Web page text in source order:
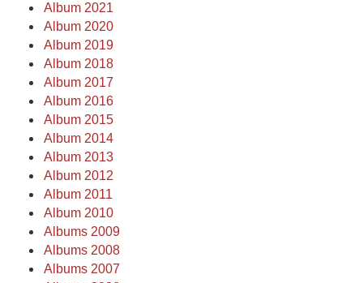
Album 2021
Album 2020
Album 2019
Album 2018
Album 2017
Album 2016
Album 2015
Album 2014
Album 2013
Album 2012
Album 2011
Album 2010
Albums 2009
Albums 2008
Albums 2007